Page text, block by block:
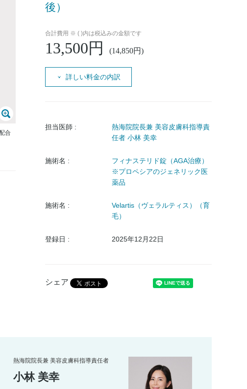
合
後）
合計費用 ※ ( )内は税込みの金額です
13,500円 (14,850円)
詳しい料金の内訳
担当医師 :
熱海院院長兼 美容皮膚科指導責
任者 小林 美幸
施術名 :
フィナステリド錠（AGA治療）
※プロペシアのジェネリック医
薬品
施術名 :
Velartis（ヴェラルティス）（育
毛）
登録日 : 2025年12月22日
シェア
熱海院院長兼 美容皮膚科指導責任者
小林 美幸